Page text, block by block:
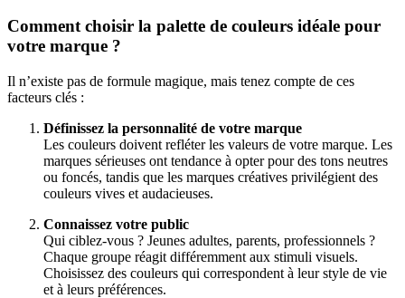
Comment choisir la palette de couleurs idéale pour
votre marque ?
Il n’existe pas de formule magique, mais tenez compte de ces
facteurs clés :
Définissez la personnalité de votre marque
Les couleurs doivent refléter les valeurs de votre marque. Les
marques sérieuses ont tendance à opter pour des tons neutres
ou foncés, tandis que les marques créatives privilégient des
couleurs vives et audacieuses.
Connaissez votre public
Qui ciblez-vous ? Jeunes adultes, parents, professionnels ?
Chaque groupe réagit différemment aux stimuli visuels.
Choisissez des couleurs qui correspondent à leur style de vie
et à leurs préférences.